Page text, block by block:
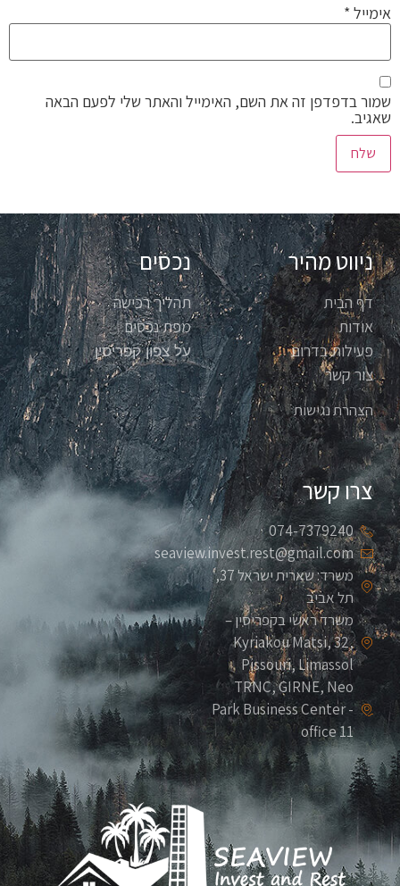
אימייל *
שמור בדפדפן זה את השם, האימייל והאתר שלי לפעם הבאה
שאגיב.
ניווט מהיר
דף הבית
אודות
פעילות בדרום
צור קשר
הצהרת נגישות
נכסים
תהליך רכישה
מפת נכסים
על צפון קפריסין
צרו קשר
074-7379240
seaview.invest.rest@gmail.com
משרד: שארית ישראל 37,
תל אביב
משרד ראשי בקפריסין –
Kyriakou Matsi, 32,
Pissouri, Limassol
TRNC, GIRNE, Neo
Park Business Center -
office 11